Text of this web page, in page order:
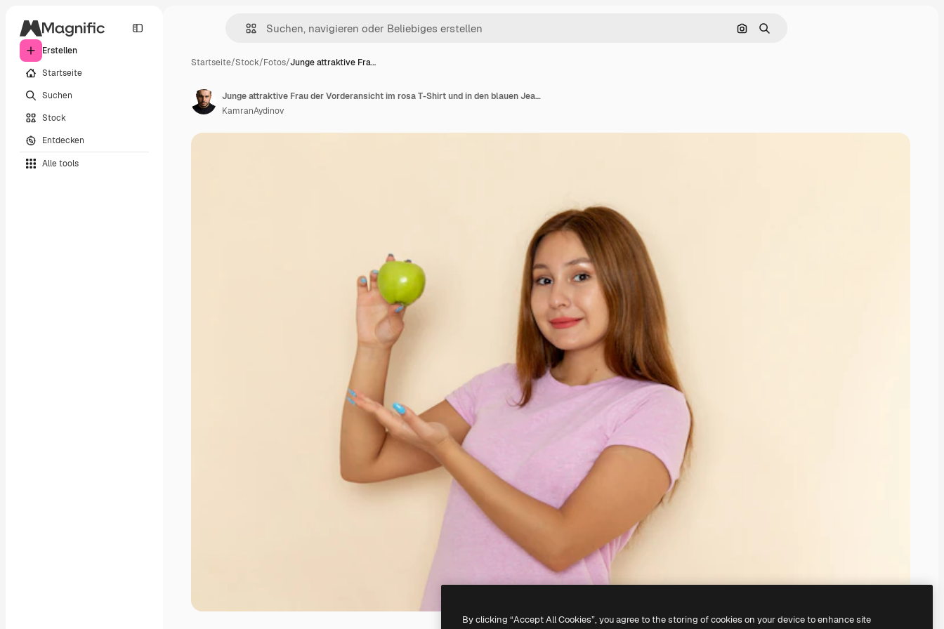
Erstellen
Startseite
Suchen
Stock
Entdecken
Alle tools
Nach Bild suchen
Suchen
Startseite/Stock/Fotos/Junge attraktive Fra…
Junge attraktive Frau der Vorderansicht im rosa T-Shirt und in den blauen Jeans, die frischen grünen Apfel halten
KamranAydinov
By clicking “Accept All Cookies”, you agree to the storing of cookies on your device to enhance site